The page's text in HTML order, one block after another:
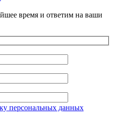
время и ответим на ваши
персональных данных